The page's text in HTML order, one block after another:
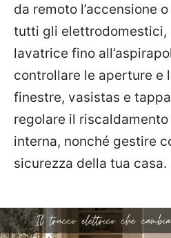
da remoto l’accensione
tutti gli elettrodomestici,
lavatrice fino
controllare le aperture e
finestre, vasistas e
regolare il
interna, nonché gestire
sicurezza della tua casa.